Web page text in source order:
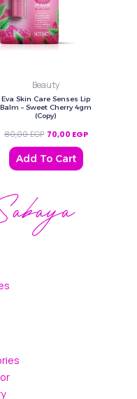
Beauty
Eva Skin Care Senses Lip
Balm – Sweet Cherry 4gm
(Copy)
80,00EGP 70,00 EGP
Add To Cart